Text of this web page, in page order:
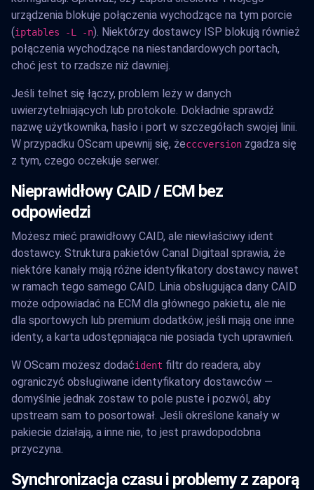
urządzenia blokuje połączenia wychodzące na tym porcie
(iptables -L -n). Niektórzy dostawcy ISP blokują również
połączenia wychodzące na niestandardowych portach,
choć jest to rzadsze niż dawniej.
Jeśli telnet się łączy, problem leży w danych
uwierzytelniających lub protokole. Dokładnie sprawdź
nazwę użytkownika, hasło i port w szczegółach swojej linii.
W przypadku OScam upewnij się, żecccversion zgadza się
z tym, czego oczekuje serwer.
Nieprawidłowy CAID / ECM bez
odpowiedzi
Możesz mieć prawidłowy CAID, ale niewłaściwy ident
dostawcy. Struktura pakietów Canal Digitaal sprawia, że
niektóre kanały mają różne identyfikatory dostawcy nawet
w ramach tego samego CAID. Linia obsługująca dany CAID
może odpowiadać na ECM dla głównego pakietu, ale nie
dla sportowych lub premium dodatków, jeśli mają one inne
identy, a karta udostępniająca nie posiada tych uprawnień.
W OScam możesz dodaćident filtr do readera, aby
ograniczyć obsługiwane identyfikatory dostawców —
domyślnie jednak zostaw to pole puste i pozwól, aby
upstream sam to posortował. Jeśli określone kanały w
pakiecie działają, a inne nie, to jest prawdopodobna
przyczyna.
Synchronizacja czasu i problemy z zaporą